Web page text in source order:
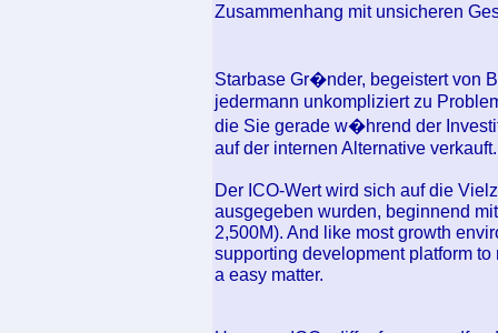
Zusammenhang mit unsicheren
Starbase Gr�nder, begeistert von
jedermann unkompliziert zu
die Sie gerade w�hrend der
auf der internen Alternative verkauft.
Der ICO-Wert wird sich auf die
ausgegeben wurden, beginnend
2,500M). And like most growth
supporting development platform
a easy matter.